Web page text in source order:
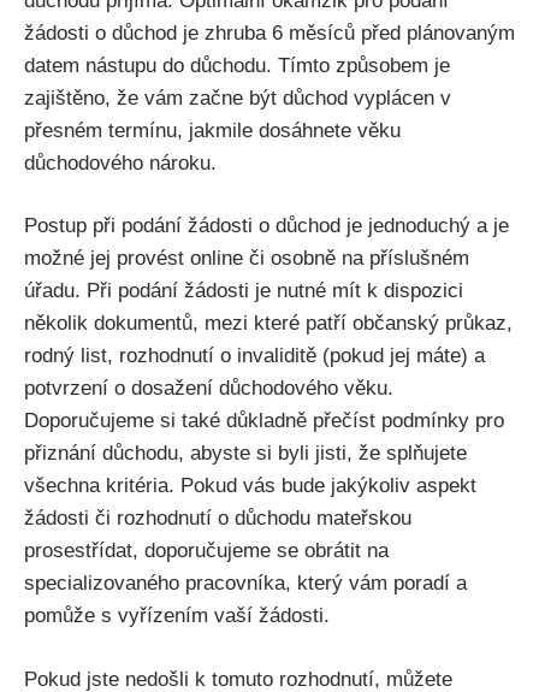
žádosti o důchod je zhruba 6 měsíců před plánovaným
datem nástupu do důchodu. Tímto způsobem je
zajištěno, že vám začne být důchod vyplácen v
přesném termínu, jakmile dosáhnete věku
důchodového nároku.
Postup při podání žádosti o důchod je jednoduchý a je
možné jej provést online či osobně na příslušném
úřadu. Při podání žádosti je nutné mít k dispozici
několik dokumentů, mezi které patří občanský průkaz,
rodný list, rozhodnutí o invaliditě (pokud jej máte) a
potvrzení o dosažení důchodového věku.
Doporučujeme si také důkladně přečíst podmínky pro
přiznání důchodu, abyste si byli jisti, že splňujete
všechna kritéria. Pokud vás bude jakýkoliv aspekt
žádosti či rozhodnutí o důchodu mateřskou
prosestřídat, doporučujeme se obrátit na
specializovaného pracovníka, který vám poradí a
pomůže s vyřízením vaší žádosti.
Pokud jste nedošli k tomuto rozhodnutí, můžete